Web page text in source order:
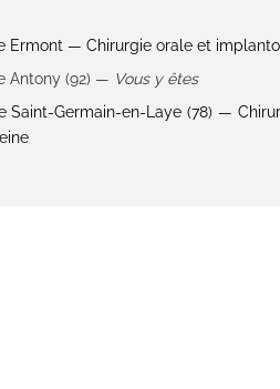
Ermont — Chirurgie orale et
Antony (92) — Vous y êtes
Saint-Germain-en-Laye (78) —